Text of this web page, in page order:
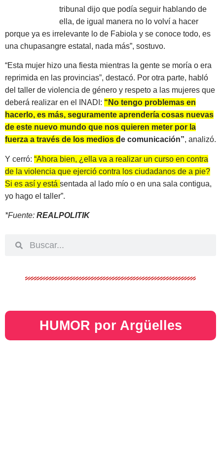
tribunal dijo que podía seguir hablando de
ella, de igual manera no lo volví a hacer
porque ya es irrelevante lo de Fabiola y se conoce todo, es
una chupasangre estatal, nada más”, sostuvo.
“Esta mujer hizo una fiesta mientras la gente se moría o era
reprimida en las provincias”, destacó. Por otra parte, habló
del taller de violencia de género y respeto a las mujeres que
deberá realizar en el INADI: “No tengo problemas en
hacerlo, es más, seguramente aprendería cosas nuevas
de este nuevo mundo que nos quieren meter por la
fuerza a través de los medios de comunicación”, analizó.
Y cerró: “Ahora bien, ¿ella va a realizar un curso en contra
de la violencia que ejerció contra los ciudadanos de a pie?
Si es así y está sentada al lado mío o en una sala contigua,
yo hago el taller”.
*Fuente: REALPOLITIK
HUMOR por Argüelles​